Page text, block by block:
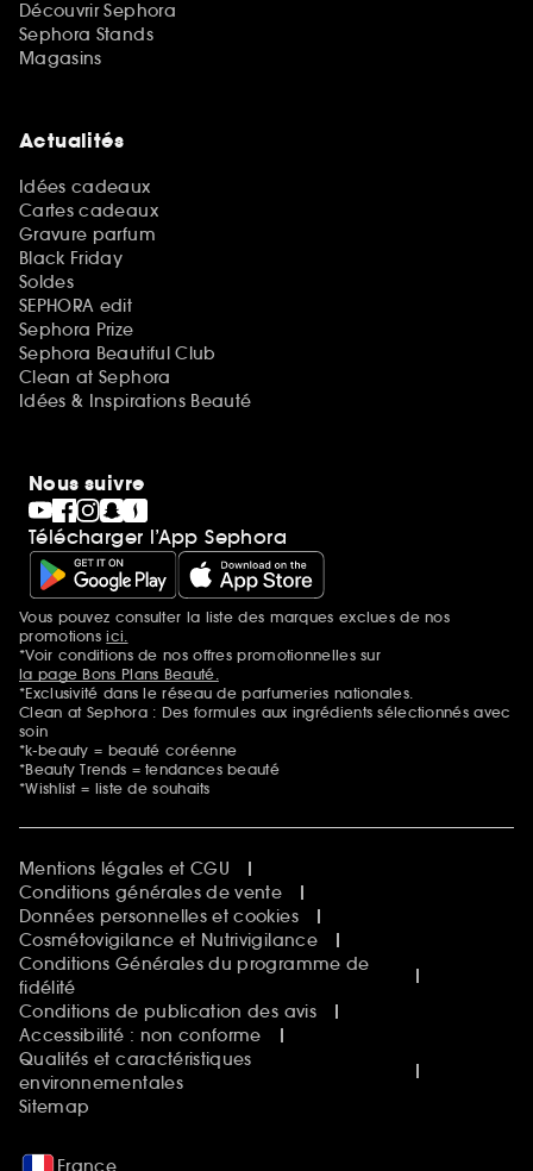
Découvrir Sephora
Sephora Stands
Magasins
Actualités
Idées cadeaux
Cartes cadeaux
Gravure parfum
Black Friday
Soldes
SEPHORA edit
Sephora Prize
Sephora Beautiful Club
Clean at Sephora
Idées & Inspirations Beauté
Nous suivre
Télécharger l’App Sephora
Mentions additionnelles
Vous pouvez consulter la liste des marques exclues de nos
promotionsici.
*Voir conditions de nos offres promotionnelles sur
la page Bons Plans Beauté.
*Exclusivité dans le réseau de parfumeries nationales.
Clean at Sephora : Des formules aux ingrédients sélectionnés avec
soin
*k-beauty = beauté coréenne
*Beauty Trends = tendances beauté
*Wishlist = liste de souhaits
Mentions légales et CGU
Conditions générales de vente
Données personnelles et cookies
Cosmétovigilance et Nutrivigilance
Conditions Générales du programme de
fidélité
Conditions de publication des avis
Accessibilité : non conforme
Qualités et caractéristiques
environnementales
Sitemap
France